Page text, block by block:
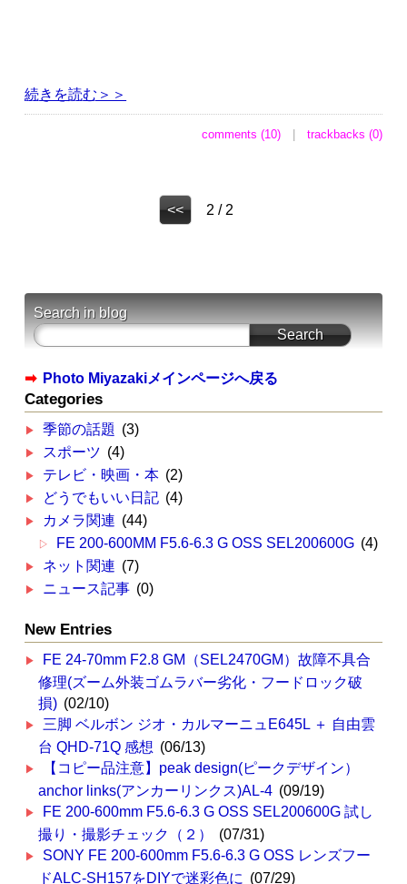
続きを読む＞＞
comments (10)| trackbacks (0)
<< 2 / 2
Search in blog
➡ Photo Miyazakiメインページへ戻る
Categories
季節の話題 (3)
スポーツ (4)
テレビ・映画・本 (2)
どうでもいい日記 (4)
カメラ関連 (44)
FE 200-600MM F5.6-6.3 G OSS SEL200600G (4)
ネット関連 (7)
ニュース記事 (0)
New Entries
FE 24-70mm F2.8 GM（SEL2470GM）故障不具合
修理(ズーム外装ゴムラバー劣化・フードロック破
損) (02/10)
三脚 ベルボン ジオ・カルマーニュE645L ＋ 自由雲
台 QHD-71Q 感想 (06/13)
【コピー品注意】peak design(ピークデザイン）
anchor links(アンカーリンクス)AL-4 (09/19)
FE 200-600mm F5.6-6.3 G OSS SEL200600G 試し
撮り・撮影チェック（２）
(07/31)
SONY FE 200-600mm F5.6-6.3 G OSS レンズフー
ドALC-SH157をDIYで迷彩色に (07/29)